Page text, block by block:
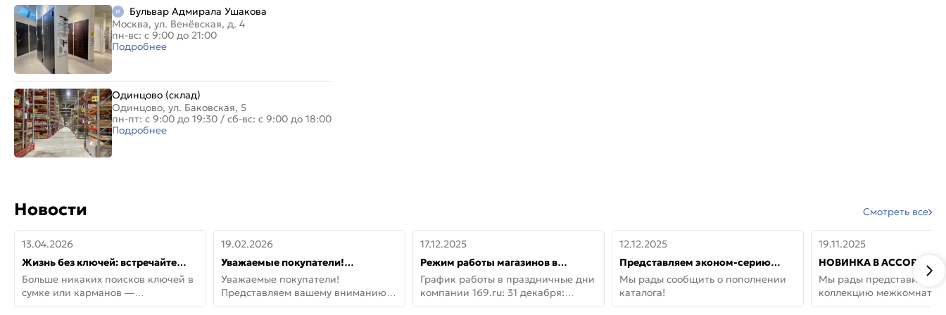
Бульвар Адмирала Ушакова
Москва, ул. Венёвская, д. 4
пн-вс: с 9:00 до 21:00
Подробнее
Одинцово (склад)
Одинцово, ул. Баковская, 5
пн-пт: с 9:00 до 19:30 / сб-вс: с 9:00 до 18:00
Подробнее
Новости Смотреть все
13.04.2026
Жизнь без ключей: встречайте
новую дверь СИТИ ИНТЕГРА
АйКью!
Больше никаких поисков ключей в
сумке или карманов —
представляем СИТИ ИНТЕГРА
19.02.2026
Уважаемые покупатели!
Представляем вашему вниманию
новинки от Armadillo!
Уважаемые покупатели!
Представляем вашему вниманию
новинки от Armadillo! Новая
17.12.2025
Режим работы магазинов в
праздничные дни с 31 декабря по
11 января
График работы в праздничные дни
компании 169.ru: 31 декабря:
Заказы, самовывоз и доставки —
12.12.2025
Представляем эконом-серию
дверей от бренда Portika, где цена
не значит «просто»
Мы рады сообщить о пополнении
каталога!
19.11.2025
НОВИНКА В
ДВЕРИ GLOSSMAT —
НЕОКЛАССИКА И УЮТ
Мы рады представить
коллекцию
GlossMat